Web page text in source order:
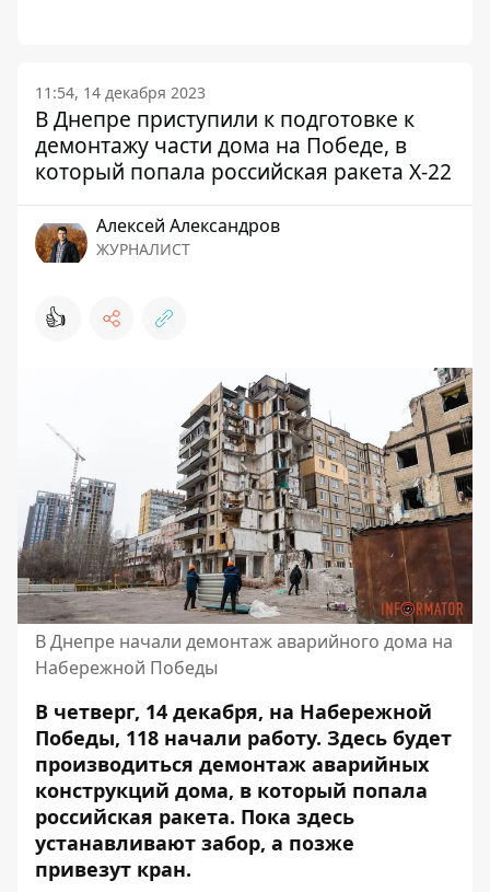
11:54, 14 декабря 2023
В Днепре приступили к подготовке к
демонтажу части дома на Победе, в
который попала российская ракета Х-22
Алексей Александров
ЖУРНАЛИСТ
👍
В Днепре начали демонтаж аварийного дома на
Набережной Победы
В четверг, 14 декабря, на Набережной
Победы, 118 начали работу. Здесь будет
производиться демонтаж аварийных
конструкций дома, в который попала
российская ракета. Пока здесь
устанавливают забор, а позже
привезут кран.